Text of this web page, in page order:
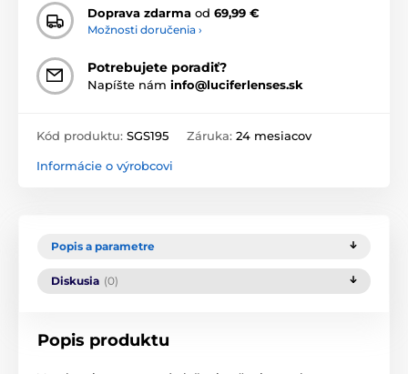
Doprava zdarma od 69,99 €
Možnosti doručenia ›
Potrebujete poradiť?
Napíšte nám info@luciferlenses.sk
Kód produktu: SGS195 Záruka: 24 mesiacov
Informácie o výrobcovi
Popis a parametre
Diskusia (0)
Popis produktu